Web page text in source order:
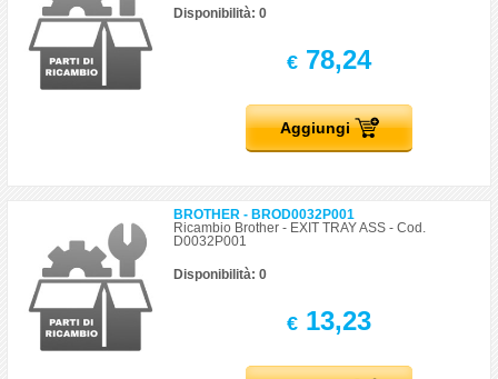
Disponibilità: 0
€78,24
Aggiungi
BROTHER - BROD0032P001
Ricambio Brother - EXIT TRAY ASS - Cod.
D0032P001
Disponibilità: 0
€13,23